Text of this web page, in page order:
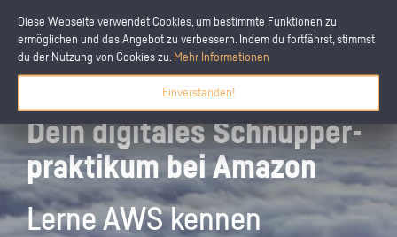
Diese Webseite verwendet Cookies, um bestimmte Funktionen zu
ermöglichen und das Angebot zu verbessern. Indem du fortfährst, stimmst
du der Nutzung von Cookies zu. Mehr Informationen
Einverstanden!
Dein digitales Schnupper­
praktikum bei Amazon
Lerne AWS kennen